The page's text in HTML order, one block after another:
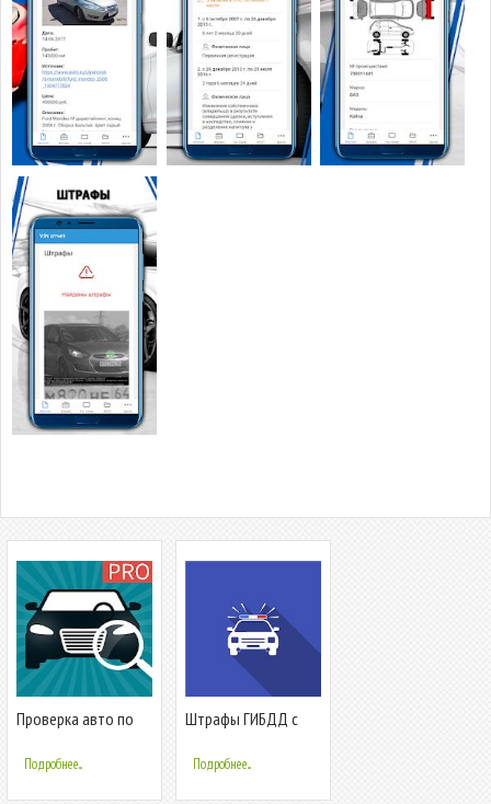
Проверка авто по
ДТП: Антиперекуп
Подробнее...
Штрафы ГИБДД с
онлайн - Твоя
ГИБДД
Подробнее...